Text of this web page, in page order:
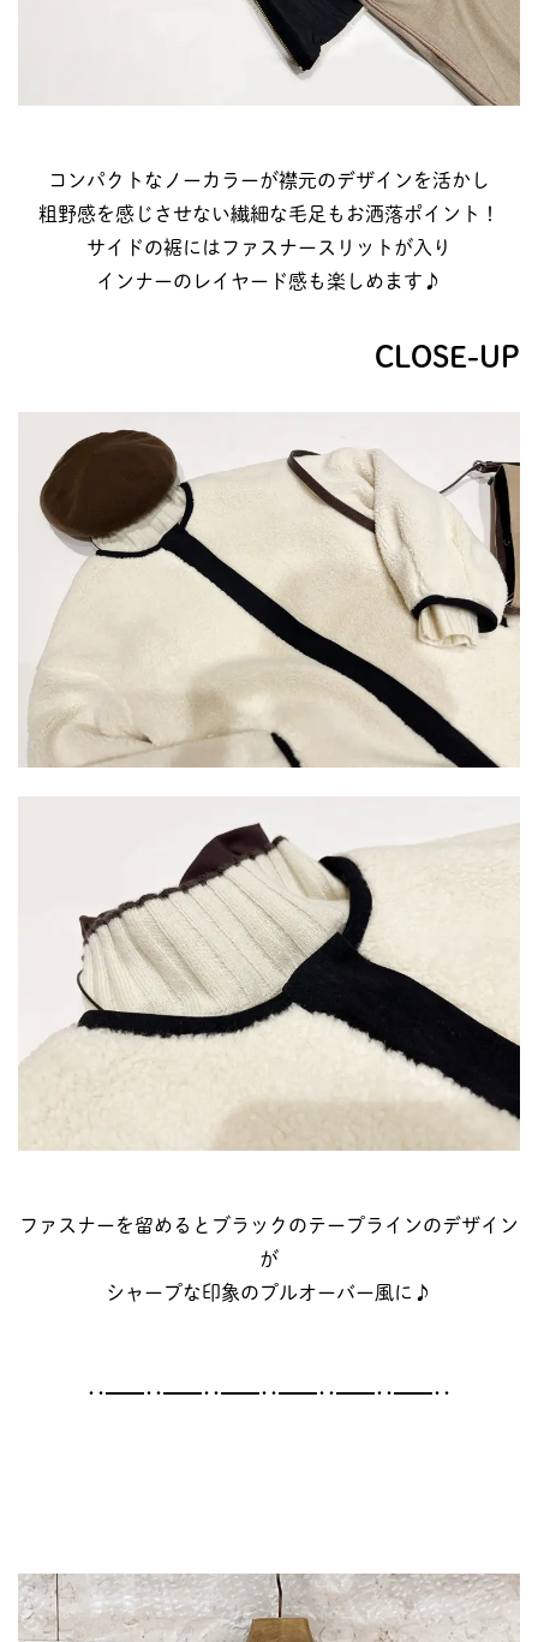
コンパクトなノーカラーが襟元のデザインを活かし
粗野感を感じさせない繊細な毛足もお洒落ポイント！
サイドの裾にはファスナースリットが入り
インナーのレイヤード感も楽しめます♪
CLOSE-UP
ファスナーを留めるとブラックのテープラインのデザイン
が
シャープな印象のプルオーバー風に♪
･･━━･･━━･･━━･･━━･･━━･･━━･･